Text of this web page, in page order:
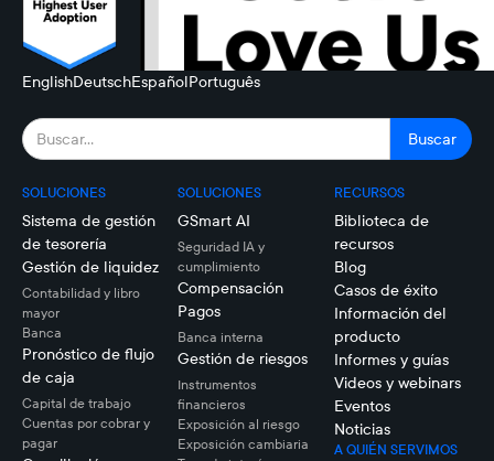
EnglishDeutschEspañolPortuguês
SOLUCIONES
Sistema de gestión
de tesorería
Gestión de liquidez
Contabilidad y libro
mayor
Banca
Pronóstico de flujo
de caja
Capital de trabajo
Cuentas por cobrar y
pagar
SOLUCIONES
GSmart AI
Seguridad IA y
cumplimiento
Compensación
Pagos
Banca interna
Gestión de riesgos
Instrumentos
financieros
Exposición al riesgo
Exposición cambiaria
RECURSOS
Biblioteca de
recursos
Blog
Casos de éxito
Información del
producto
Informes y guías
Videos y webinars
Eventos
Noticias
A QUIÉN SERVIMOS